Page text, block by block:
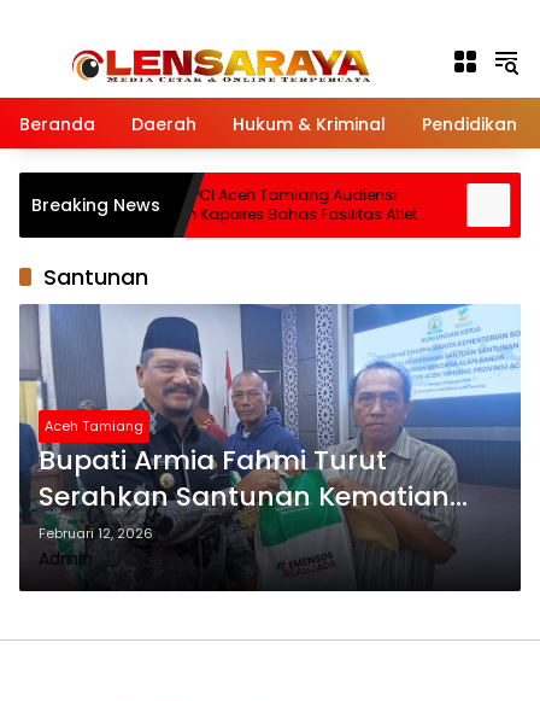
Beranda Daerah Hukum & Kriminal Pendidikan
Breaking NewsKetua NPCI Aceh Tamiang Audiensi
dengan Kapolres Bahas Fasilitas Atlet
Disabilitas untuk Ini
Santunan
Aceh Tamiang
Bupati Armia Fahmi Turut
Serahkan Santunan Kematian
Korban Bencana Atam bersama
Rombongan Mensos RI
Februari 12, 2026
Admin